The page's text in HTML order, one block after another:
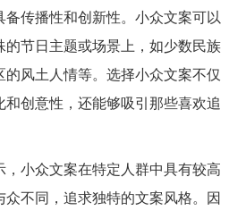
传播性和创新性。小众文案可以
节日主题或场景上，如少数民族
风土人情等。选择小众文案不仅
创意性，还能够吸引那些喜欢追
小众文案在特定人群中具有较高
不同，追求独特的文案风格。因